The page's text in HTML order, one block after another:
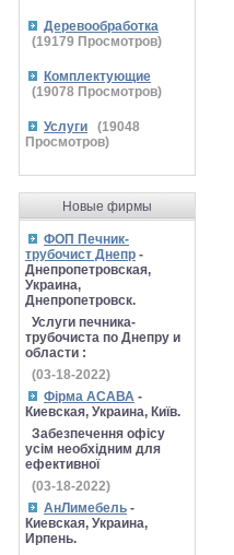
Деревообработка
(19179 Просмотров)
Комплектующие
(19078 Просмотров)
Услуги (19048
Просмотров)
Новые фирмы
ФОП Печник-
трубочист Днепр -
Днепропетровская,
Украина,
Днепропетровск.
Услуги печника-
трубочиста по Днепру и
области :
(03-18-2022)
Фірма АСАВА -
Киевская, Украина, Київ.
Забезпечення офісу
усім необхідним для
ефективної
(03-18-2022)
АнЛимебель -
Киевская, Украина,
Ирпень.